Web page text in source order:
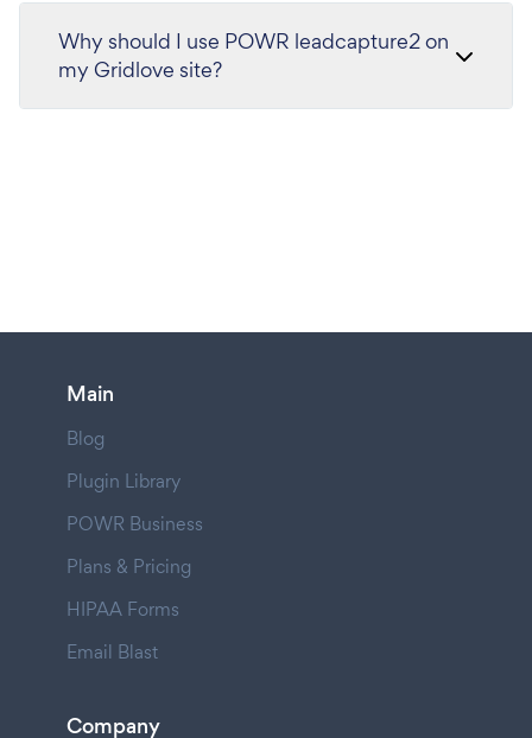
Why should I use POWR leadcapture2 on
my Gridlove site?
Main
Blog
Plugin Library
POWR Business
Plans & Pricing
HIPAA Forms
Email Blast
Company